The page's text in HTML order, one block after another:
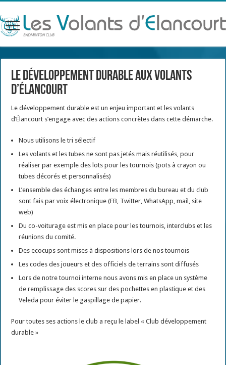
Le développement durable aux Volants
d’Élancourt
Le développement durable est un enjeu important et les volants
d’Élancourt s’engage avec des actions concrètes dans cette démarche.
Nous utilisons le tri sélectif
Les volants et les tubes ne sont pas jetés mais réutilisés, pour
réaliser par exemple des lots pour les tournois (pots à crayon ou
tubes décorés et personnalisés)
L’ensemble des échanges entre les membres du bureau et du club
sont fais par voix électronique (FB, Twitter, WhatsApp, mail, site
web)
Du co-voiturage est mis en place pour les tournois, interclubs et les
réunions du comité.
Des ecocups sont mises à dispositions lors de nos tournois
Les codes des joueurs et des officiels de terrains sont diffusés
Lors de notre tournoi interne nous avons mis en place un système
de remplissage des scores sur des pochettes en plastique et des
Veleda pour éviter le gaspillage de papier.
Pour toutes ses actions le club a reçu le label « Club développement
durable »